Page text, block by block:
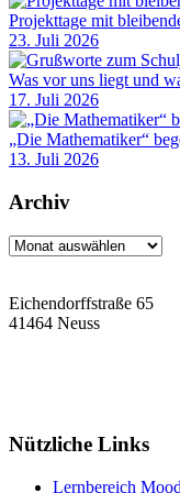
Projekttage mit
23. Juli 2026
Was vor uns liegt und
17. Juli 2026
„Die Mathematiker“
13. Juli 2026
Archiv
Archiv
Eichendorffstraße 65
41464 Neuss
Nützliche Links
Lernbereich